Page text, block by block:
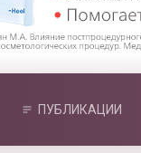
ПУБЛИКАЦИИ